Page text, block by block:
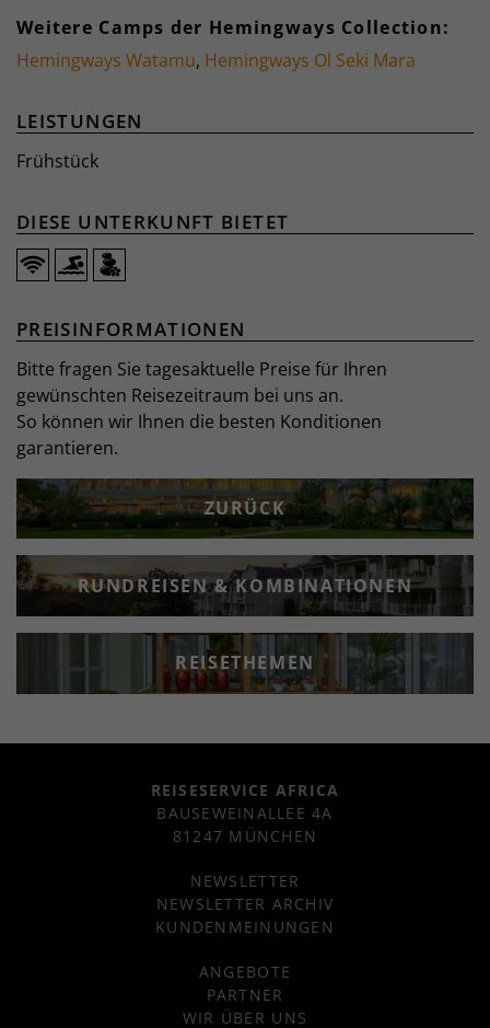
Weitere Camps der Hemingways Collection:
Hemingways Watamu, Hemingways Ol Seki Mara
LEISTUNGEN
Frühstück
DIESE UNTERKUNFT BIETET
PREISINFORMATIONEN
Bitte fragen Sie tagesaktuelle Preise für Ihren
gewünschten Reisezeitraum bei uns an.
So können wir Ihnen die besten Konditionen
garantieren.
ZURÜCK
RUNDREISEN & KOMBINATIONEN
REISETHEMEN
REISESERVICE AFRICA
BAUSEWEINALLEE 4A
81247 MÜNCHEN
NEWSLETTER
NEWSLETTER ARCHIV
KUNDENMEINUNGEN
ANGEBOTE
PARTNER
WIR ÜBER UNS